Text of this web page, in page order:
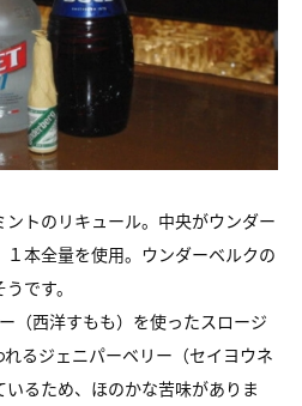
トのリキュール。中央がウンダー
本全量を使用。ウンダーベルクの
です。
（西洋すもも）を使ったスロージ
るジェニパーベリー（セイヨウネ
るため、ほのかな苦味がありま